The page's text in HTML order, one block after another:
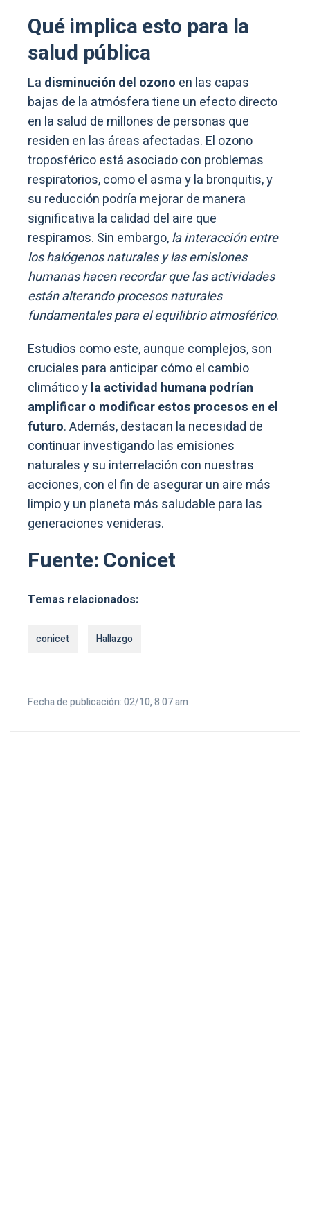
Qué implica esto para la
salud pública
La disminución del ozono en las capas
bajas de la atmósfera tiene un efecto directo
en la salud de millones de personas que
residen en las áreas afectadas. El ozono
troposférico está asociado con problemas
respiratorios, como el asma y la bronquitis, y
su reducción podría mejorar de manera
significativa la calidad del aire que
respiramos. Sin embargo,la interacción entre
los halógenos naturales y las emisiones
humanas hacen recordar que las actividades
están alterando procesos naturales
fundamentales para el equilibrio atmosférico.
Estudios como este, aunque complejos, son
cruciales para anticipar cómo el cambio
climático yla actividad humana podrían
amplificar o modificar estos procesos en el
futuro. Además, destacan la necesidad de
continuar investigando las emisiones
naturales y su interrelación con nuestras
acciones, con el fin de asegurar un aire más
limpio y un planeta más saludable para las
generaciones venideras.
Fuente: Conicet
Temas relacionados:
conicet Hallazgo
Fecha de publicación: 02/10, 8:07 am